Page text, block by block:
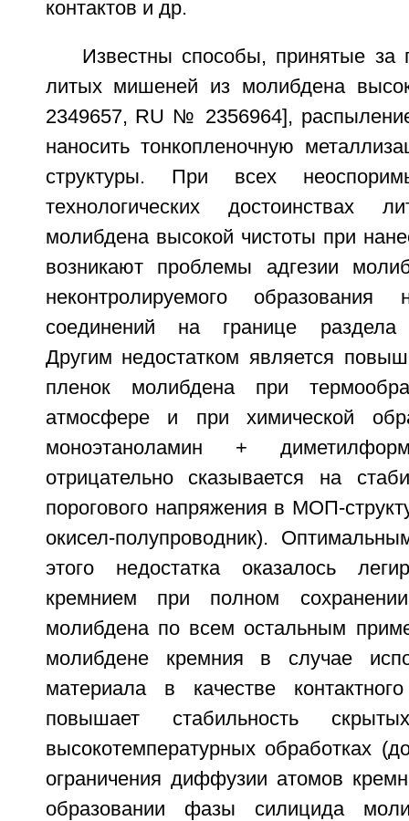
контактов и др.
Известны способы, принятые за
литых мишеней из молибдена
2349657, RU № 2356964],
наносить тонкопленочную
структуры. При всех
технологических
молибдена высокой чистоты при
возникают проблемы адгезии
неконтролируемого образования
соединений на границе раздела
Другим недостатком является
пленок молибдена при
атмосфере и при химической
моноэтаноламин +
отрицательно сказывается на
порогового напряжения в МОП-
окисел-полупроводник).
этого недостатка оказалось
кремнием при полном
молибдена по всем остальным
молибдене кремния в случае
материала в качестве
повышает стабильность
высокотемпературных обработках
ограничения диффузии атомов
образовании фазы силицида